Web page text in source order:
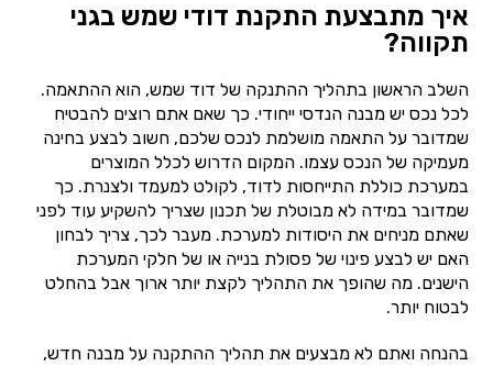
איך מתבצעת התקנת דודי שמש בגני
תקווה?
השלב הראשון בתהליך ההתנקה של דוד שמש, הוא ההתאמה.
לכל נכס יש מבנה הנדסי ייחודי. כך שאם אתם רוצים להבטיח
שמדובר על התאמה מושלמת לנכס שלכם, חשוב לבצע בחינה
מעמיקה של הנכס עצמו. המקום הדרוש לכלל המוצרים
במערכת כוללת התייחסות לדוד, לקולט למעמד ולצנרת. כך
שמדובר במידה לא מבוטלת של תכנון שצריך להשקיע עוד לפני
שאתם מניחים את היסודות למערכת. מעבר לכך, צריך לבחון
האם יש לבצע פינוי של פסולת בנייה או של חלקי המערכת
הישנים. מה שהופך את התהליך לקצת יותר ארוך אבל בהחלט
לבטוח יותר.
בהנחה ואתם לא מבצעים את תהליך ההתקנה על מבנה חדש,